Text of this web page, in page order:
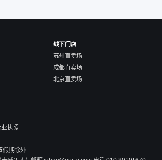
线下门店
苏州直卖场
成都直卖场
北京直卖场
业执照
假期除外